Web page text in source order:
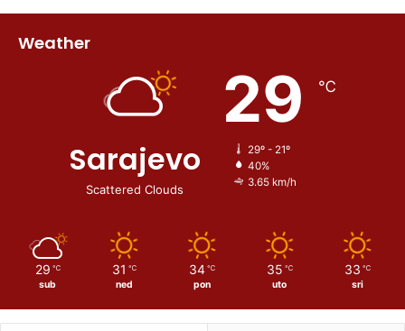
Weather
Sarajevo
Scattered Clouds
29 ℃
29º - 21º
40%
3.65 km/h
29 ℃
sub
31 ℃
ned
34 ℃
pon
35 ℃
uto
33 ℃
sri